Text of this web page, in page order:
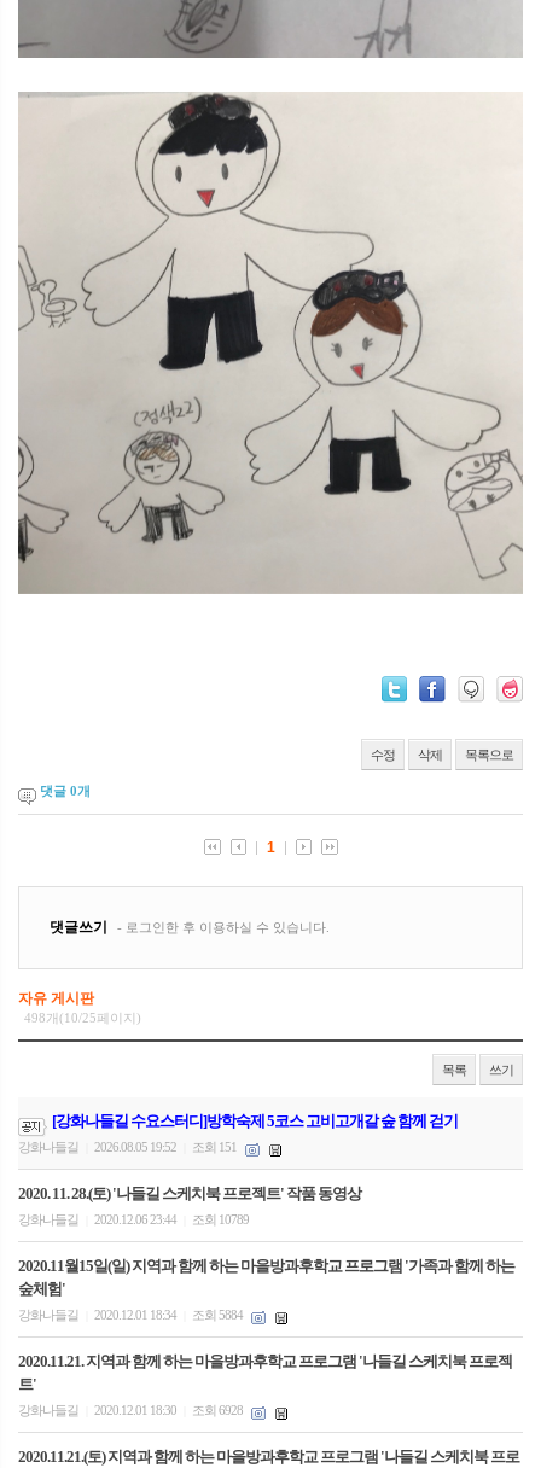
수정 삭제 목록으로
댓글 0개
자유 게시판
498개(10/25페이지)
목록 쓰기
[강화나들길 수요스터디]방학숙제 5코스 고비고개갈 숲 함께 걷기
강화나들길 2026.08.05 19:52 조회 151
2020. 11. 28.(토) '나들길 스케치북 프로젝트' 작품 동영상
강화나들길 2020.12.06 23:44 조회 10789
2020.11월15일(일) 지역과 함께 하는 마을방과후학교 프로그램 '가족과 함께 하는
숲체험'
강화나들길 2020.12.01 18:34 조회 5884
2020.11.21. 지역과 함께 하는 마을방과후학교 프로그램 '나들길 스케치북 프로젝
트'
강화나들길 2020.12.01 18:30 조회 6928
2020.11.21.(토) 지역과 함께 하는 마을방과후학교 프로그램 '나들길 스케치북 프로